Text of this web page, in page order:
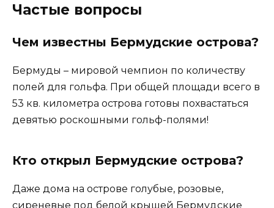
Частые вопросы
Чем известны Бермудские острова?
Бермуды – мировой чемпион по количеству
полей для гольфа. При общей площади всего в
53 кв. километра острова готовы похвастаться
девятью роскошными гольф-полями!
Кто открыл Бермудские острова?
Даже дома на острове голубые, розовые,
сиреневые под белой крышей Бермудские